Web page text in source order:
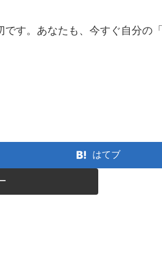
す。あなたも、今すぐ自分の
はてブ